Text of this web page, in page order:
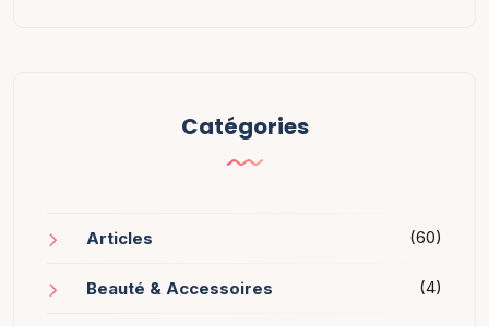
Catégories
Articles (60)
Beauté & Accessoires (4)